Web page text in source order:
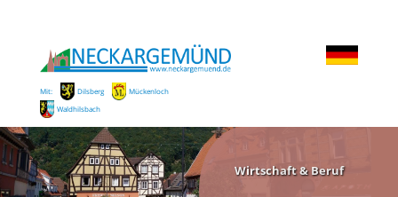
Mit: Dilsberg
Mückenloch
Waldhilsbach
Wirtschaft & Beruf